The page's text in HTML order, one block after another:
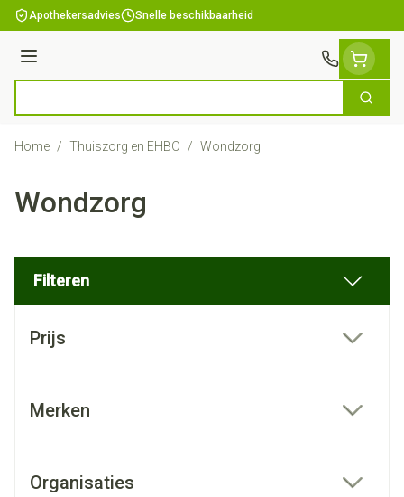
Ga naar de inhoud
Apothekersadvies Snelle beschikbaarheid
Menu
Zoek
Home / Thuiszorg en EHBO / Wondzorg
Wondzorg
Filteren
Prijs
Merken
Organisaties